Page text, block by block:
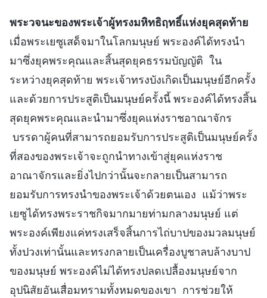
พระวจนะของพระเจ้าผู้ทรงมหิทธิฤทธิ์แห่งยุคสุดท้าย
เมื่อพระเยซูเสด็จมาในโลกมนุษย์ พระองค์ได้ทรงนำ
มาซึ่งยุคพระคุณและสิ้นสุดยุคธรรมบัญญัติ ใน
ระหว่างยุคสุดท้าย พระเจ้าทรงบังเกิดเป็นมนุษย์อีกครั้ง
และด้วยการประสูติเป็นมนุษย์ครั้งนี้ พระองค์ได้ทรงสิ้น
สุดยุคพระคุณและนำมาซึ่งยุคแห่งราชอาณาจักร
บรรดาผู้คนที่สามารถยอมรับการประสูติเป็นมนุษย์ครั้ง
ที่สองของพระเจ้าจะถูกนำทางเข้าสู่ยุคแห่งราช
อาณาจักรและยิ่งไปกว่านั้นจะกลายเป็นสามารถ
ยอมรับการทรงนำของพระเจ้าด้วยตนเอง แม้ว่าพระ
เยซูได้ทรงพระราชกิจมากมายท่ามกลางมนุษย์ แต่
พระองค์เพียงแค่ทรงเสร็จสิ้นการไถ่บาปของมวลมนุษย์
ทั้งปวงเท่านั้นและทรงกลายเป็นเครื่องบูชาลบล้างบาป
ของมนุษย์ พระองค์ไม่ได้ทรงปลดเปลื้องมนุษย์จาก
อุปนิสัยอันเสื่อมทรามทั้งหมดของเขา การช่วยให้